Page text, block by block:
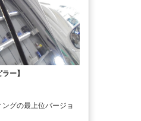
ー】
グの最上位バージョ